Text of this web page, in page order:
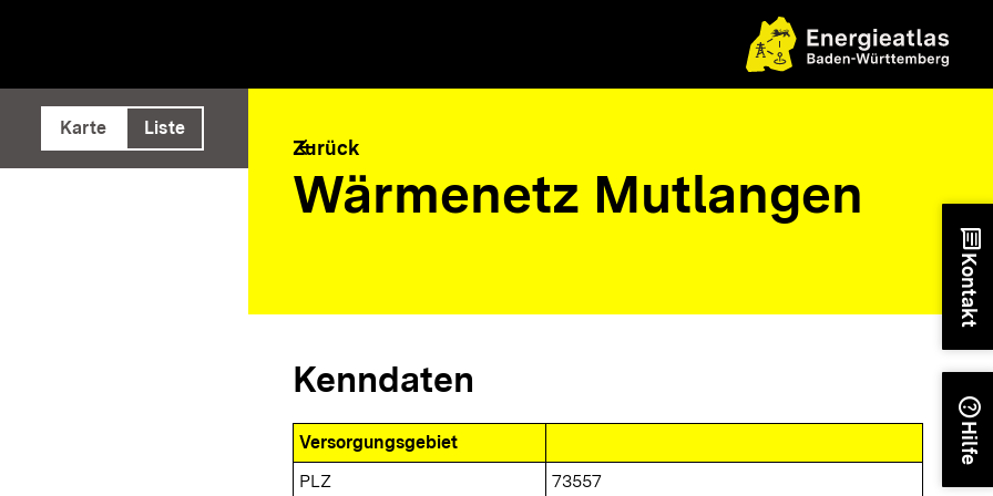
ausführen
Karte Liste
arrow_back
Zurück
Wärmenetz Mutlangen
Kenndaten
Versorgungsgebiet
PLZ
73557
chat
Kontakt
help
Hilfe